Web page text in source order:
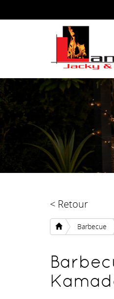
< Retour
Barbecue